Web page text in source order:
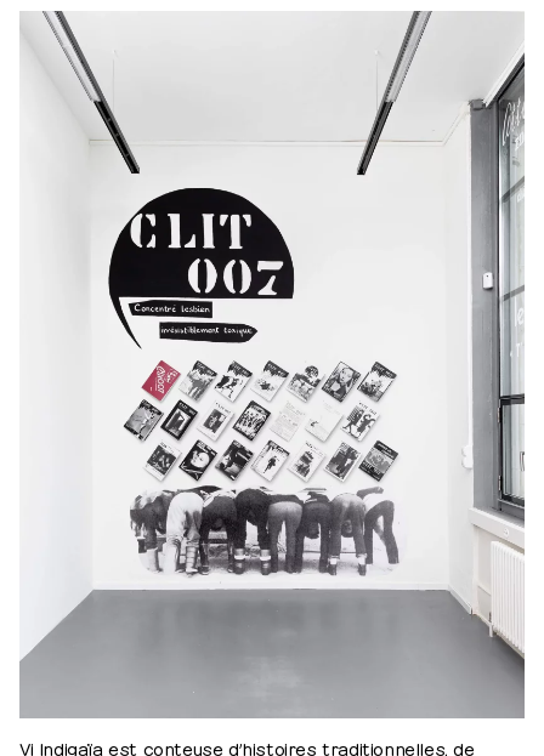
Vi Indigaïa est conteuse d’histoires traditionnelles, de